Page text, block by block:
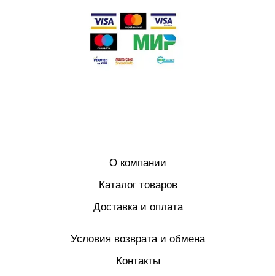
О компании
Каталог товаров
Доставка и оплата
Условия возврата и обмена
Контакты